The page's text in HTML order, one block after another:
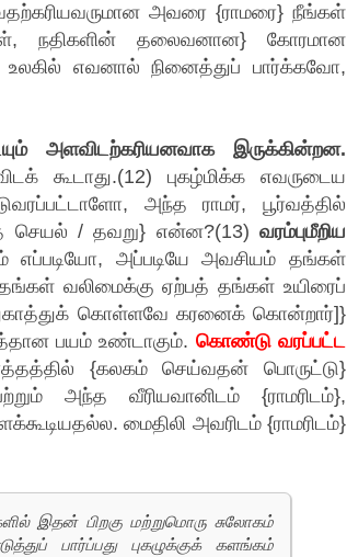
அவரை {ராமரை} நீங்கள்
நதிகளின் தலைவனான} கோரமான
எவனால் நினைத்துப் பார்க்கவோ,
அளவிடற்கரியனவாக இருக்கின்றன.
கூடாது.(12) புகழ்மிக்க எவருடைய
அந்த ராமர், பூர்வத்தில்
செயல் / தவறு} என்ன?(13) வரம்புமீறிய
எப்படியோ, அப்படியே அவசியம் தங்கள்
வலிமைக்கு ஏற்பத் தங்கள் உயிரைப்
கொள்ளவே கரனைக் கொன்றார்]}
பயம் உண்டாகும். கொண்டு வரப்பட்ட
{கலகம் செய்வதன் பொருட்டு}
அந்த வீரியவானிடம் {ராமரிடம்},
மைதிலி அவரிடம் {ராமரிடம்}
இதன் பிறகு மற்றுமொரு சுலோகம்
பார்ப்பது புகழுக்குக் களங்கம்